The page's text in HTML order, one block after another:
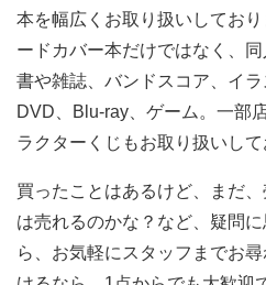
本を幅広くお取り扱いしてお
ードカバー本だけではなく、
書や雑誌、バンドスコア、イ
DVD、Blu-ray、ゲーム。一部
ラクターくじもお取り扱いして
買ったことはあるけど、まだ
は売れるのかな？など、疑問
ら、お気軽にスタッフまでお